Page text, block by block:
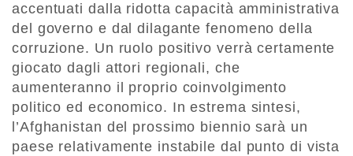
accentuati dalla ridotta capacità amministrativa
del governo e dal dilagante fenomeno della
corruzione. Un ruolo positivo verrà certamente
giocato dagli attori regionali, che
aumenteranno il proprio coinvolgimento
politico ed economico. In estrema sintesi,
l’Afghanistan del prossimo biennio sarà un
paese relativamente instabile dal punto di vista